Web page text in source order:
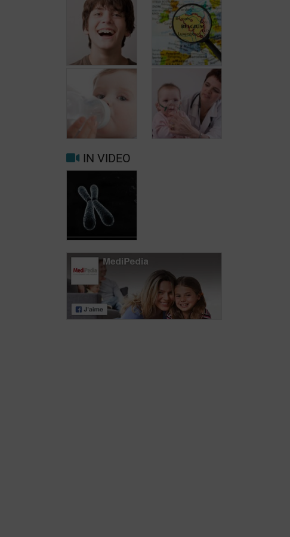
Leven met
mucoviscidose
referentiecentra
voor de
behandeling
van
mucoviscidose
in België
Op voeding
letten
IN VIDEO
Mucoviscidose:
een genetische
ziekte